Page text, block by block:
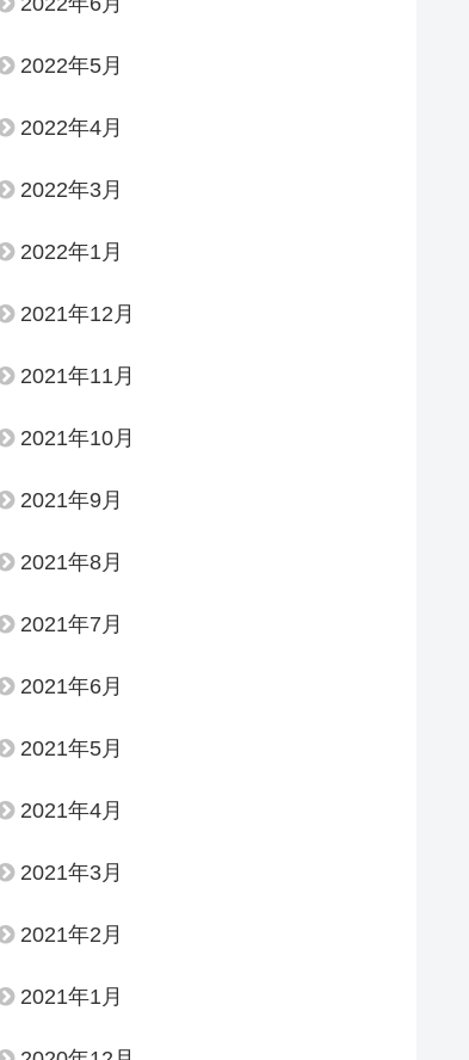
2022年5月
2022年4月
2022年3月
2022年1月
2021年12月
2021年11月
2021年10月
2021年9月
2021年8月
2021年7月
2021年6月
2021年5月
2021年4月
2021年3月
2021年2月
2021年1月